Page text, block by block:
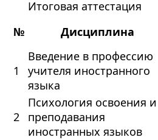
Итоговая аттестация
№
Дисциплина
1
Введение в профессию
учителя иностранного
языка
2
Психология освоения и
преподавания
иностранных языков